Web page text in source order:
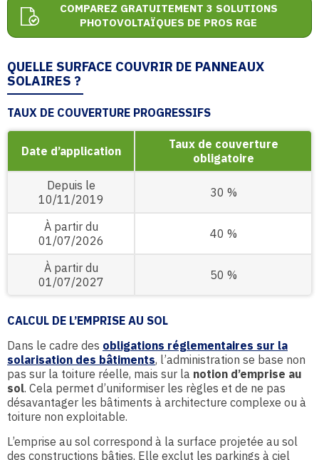
COMPAREZ GRATUITEMENT 3 SOLUTIONS
PHOTOVOLTAÏQUES DE PROS RGE
QUELLE SURFACE COUVRIR DE PANNEAUX
SOLAIRES ?
TAUX DE COUVERTURE PROGRESSIFS
Date d’application
Taux de couverture
obligatoire
Depuis le
10/11/2019
30 %
À partir du
01/07/2026
40 %
À partir du
01/07/2027
50 %
CALCUL DE L’EMPRISE AU SOL
Dans le cadre des obligations réglementaires sur la
solarisation des bâtiments, l’administration se base non
pas sur la toiture réelle, mais sur la notion d’emprise au
sol. Cela permet d’uniformiser les règles et de ne pas
désavantager les bâtiments à architecture complexe ou à
toiture non exploitable.
L’emprise au sol correspond à la surface projetée au sol
des constructions bâties. Elle exclut les parkings à ciel